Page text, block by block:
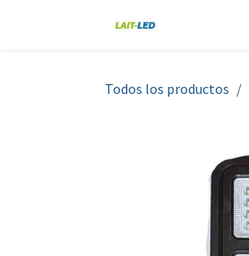
Todos los productos